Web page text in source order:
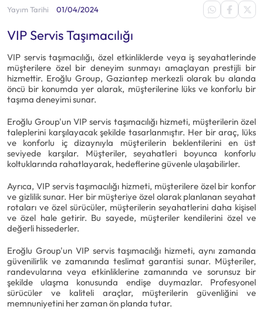
Yayım Tarihi 01/04/2024
VIP Servis Taşımacılığı
VIP servis taşımacılığı, özel etkinliklerde veya iş seyahatlerinde
müşterilere özel bir deneyim sunmayı amaçlayan prestijli bir
hizmettir. Eroğlu Group, Gaziantep merkezli olarak bu alanda
öncü bir konumda yer alarak, müşterilerine lüks ve konforlu bir
taşıma deneyimi sunar.
Eroğlu Group'un VIP servis taşımacılığı hizmeti, müşterilerin özel
taleplerini karşılayacak şekilde tasarlanmıştır. Her bir araç, lüks
ve konforlu iç dizaynıyla müşterilerin beklentilerini en üst
seviyede karşılar. Müşteriler, seyahatleri boyunca konforlu
koltuklarında rahatlayarak, hedeflerine güvenle ulaşabilirler.
Ayrıca, VIP servis taşımacılığı hizmeti, müşterilere özel bir konfor
ve gizlilik sunar. Her bir müşteriye özel olarak planlanan seyahat
rotaları ve özel sürücüler, müşterilerin seyahatlerini daha kişisel
ve özel hale getirir. Bu sayede, müşteriler kendilerini özel ve
değerli hissederler.
Eroğlu Group'un VIP servis taşımacılığı hizmeti, aynı zamanda
güvenilirlik ve zamanında teslimat garantisi sunar. Müşteriler,
randevularına veya etkinliklerine zamanında ve sorunsuz bir
şekilde ulaşma konusunda endişe duymazlar. Profesyonel
sürücüler ve kaliteli araçlar, müşterilerin güvenliğini ve
memnuniyetini her zaman ön planda tutar.